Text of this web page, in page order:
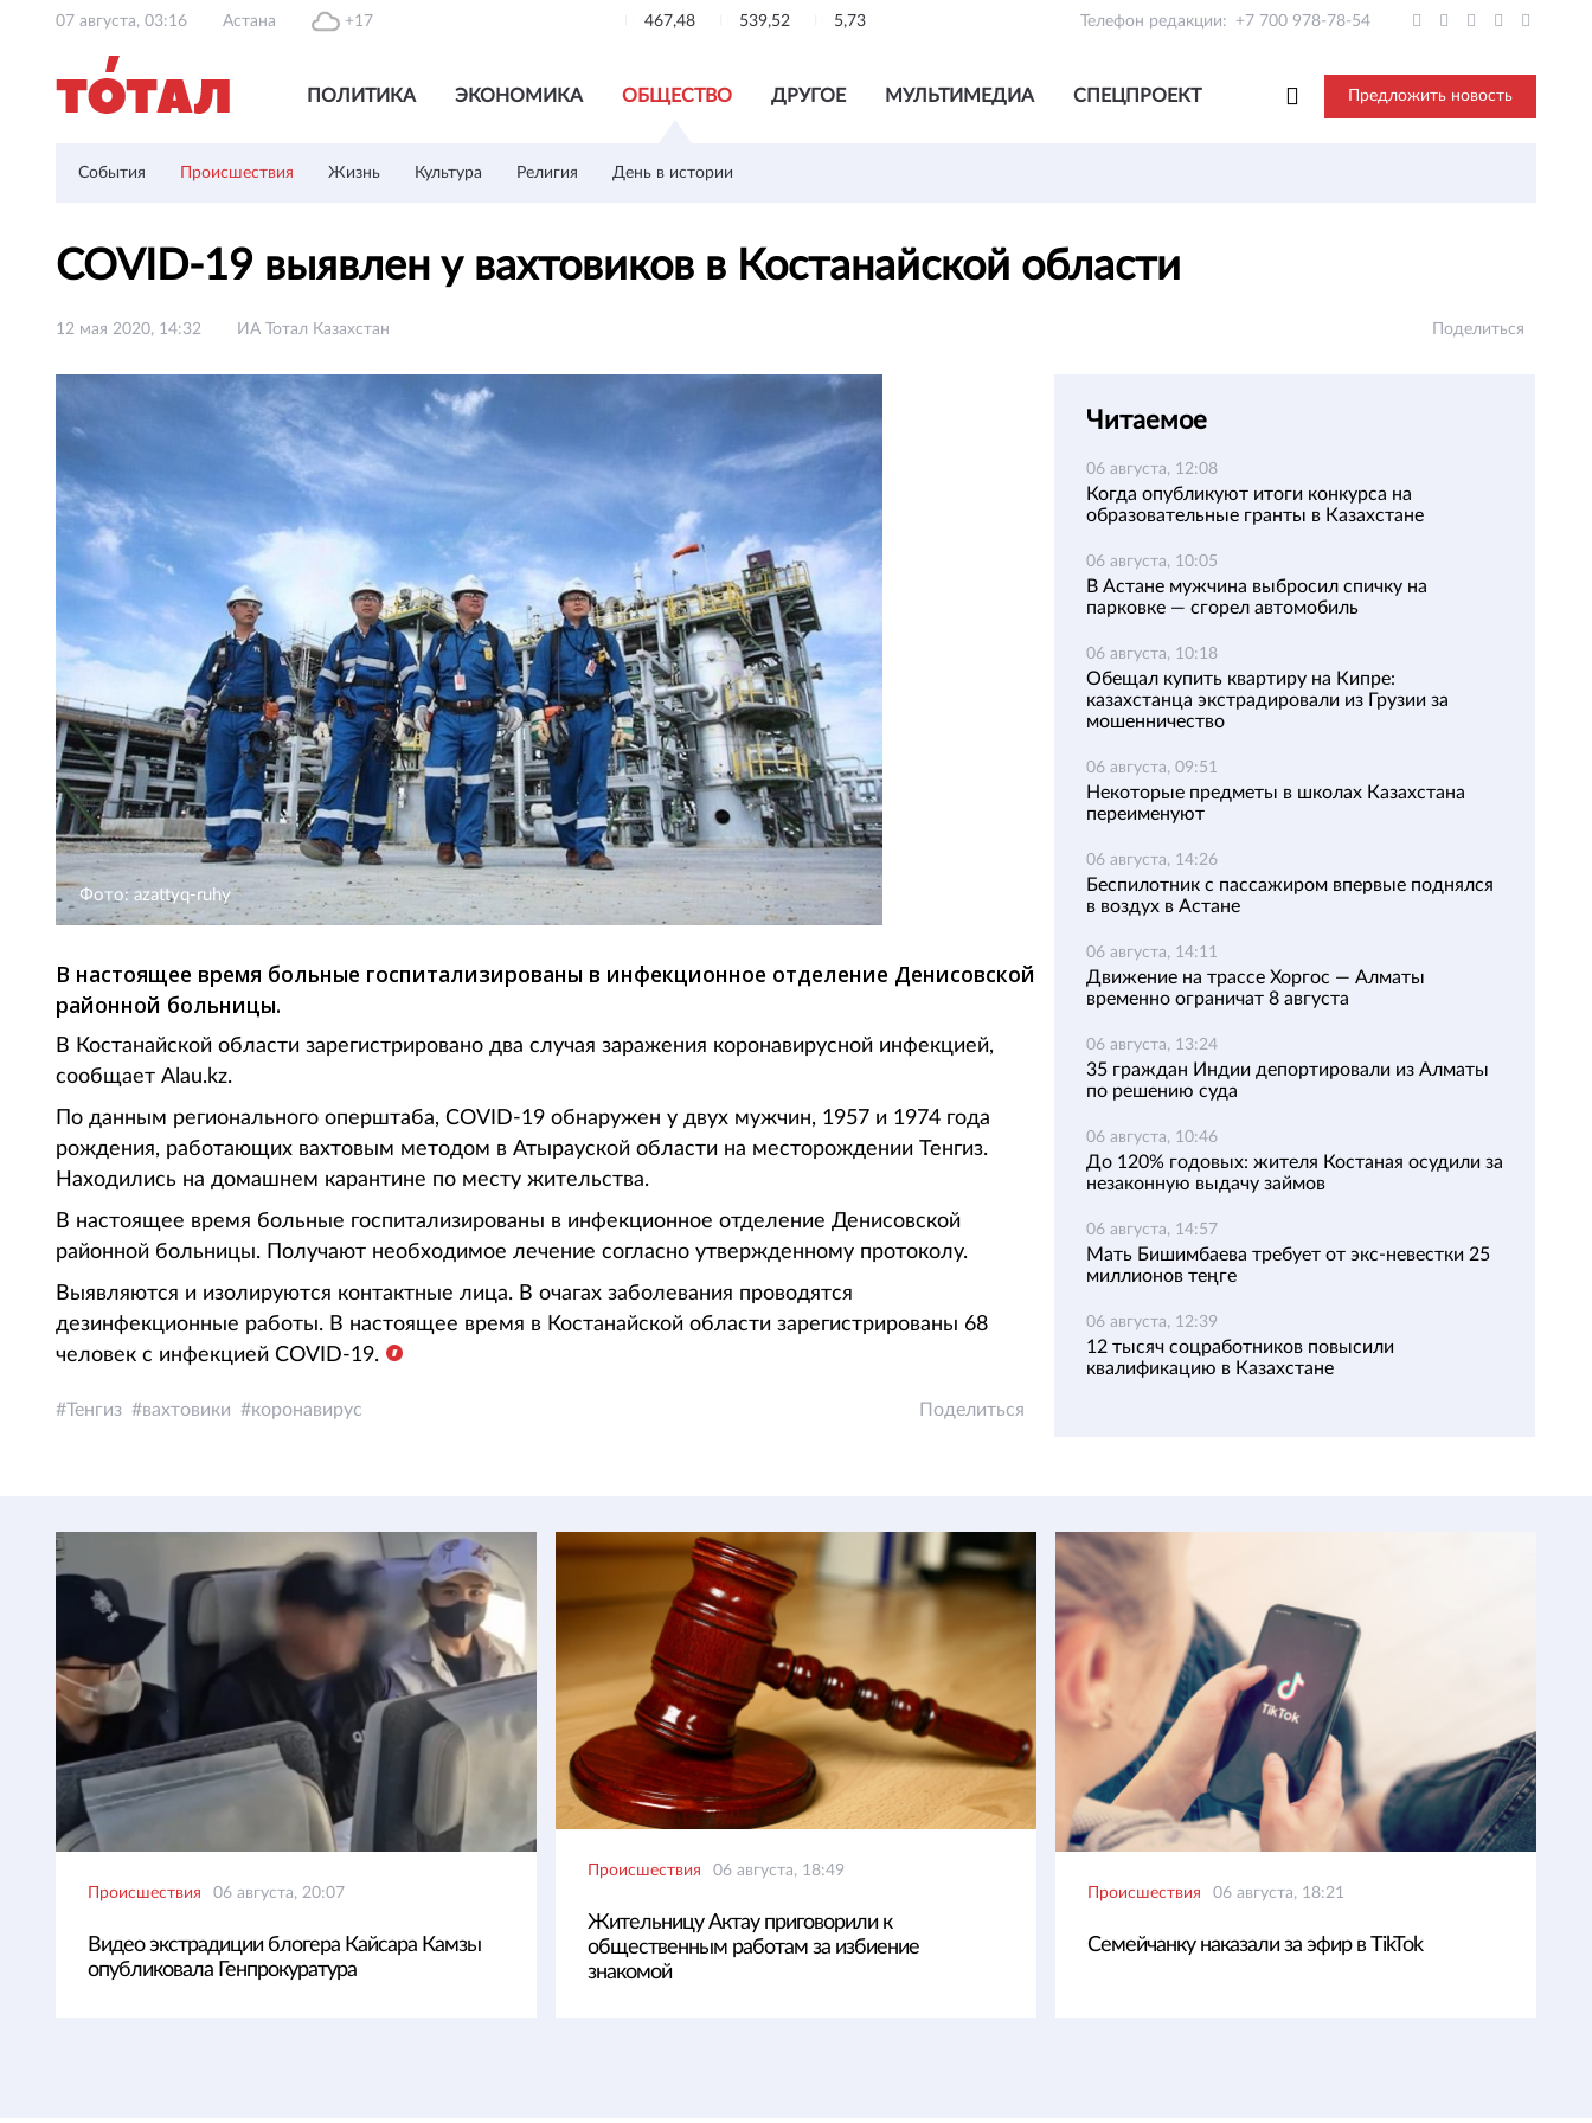
07 августа, 03:16 Астана +17 467,48 539,52 5,73 Телефон редакции: +7 700 978-78-54
ПОЛИТИКА ЭКОНОМИКА ОБЩЕСТВО ДРУГОЕ МУЛЬТИМЕДИА СПЕЦПРОЕКТ Предложить новость
События Происшествия Жизнь Культура Религия День в истории
COVID-19 выявлен у вахтовиков в Костанайской области
12 мая 2020, 14:32 ИА Тотал Казахстан Поделиться
Фото: azattyq-ruhy
В настоящее время больные госпитализированы в инфекционное отделение Денисовской
районной больницы.
В Костанайской области зарегистрировано два случая заражения коронавирусной инфекцией,
сообщает Alau.kz.
По данным регионального оперштаба, COVID-19 обнаружен у двух мужчин, 1957 и 1974 года
рождения, работающих вахтовым методом в Атырауской области на месторождении Тенгиз.
Находились на домашнем карантине по месту жительства.
В настоящее время больные госпитализированы в инфекционное отделение Денисовской
районной больницы. Получают необходимое лечение согласно утвержденному протоколу.
Выявляются и изолируются контактные лица. В очагах заболевания проводятся
дезинфекционные работы. В настоящее время в Костанайской области зарегистрированы 68
человек с инфекцией COVID-19.
Тенгиз вахтовики коронавирус Поделиться
Читаемое
06 августа, 12:08
Когда опубликуют итоги конкурса на
образовательные гранты в Казахстане
06 августа, 10:05
В Астане мужчина выбросил спичку на
парковке — сгорел автомобиль
06 августа, 10:18
Обещал купить квартиру на Кипре:
казахстанца экстрадировали из Грузии за
мошенничество
06 августа, 09:51
Некоторые предметы в школах Казахстана
переименуют
06 августа, 14:26
Беспилотник с пассажиром впервые поднялся
в воздух в Астане
06 августа, 14:11
Движение на трассе Хоргос — Алматы
временно ограничат 8 августа
06 августа, 13:24
35 граждан Индии депортировали из Алматы
по решению суда
06 августа, 10:46
До 120% годовых: жителя Костаная осудили за
незаконную выдачу займов
06 августа, 14:57
Мать Бишимбаева требует от экс-невестки 25
миллионов теңге
06 августа, 12:39
12 тысяч соцработников повысили
квалификацию в Казахстане
Происшествия 06 августа, 20:07
Видео экстрадиции блогера Кайсара Камзы
опубликовала Генпрокуратура
Происшествия 06 августа, 18:49
Жительницу Актау приговорили к
общественным работам за избиение
знакомой
Происшествия 06 августа, 18:21
Семейчанку наказали за эфир в TikTok